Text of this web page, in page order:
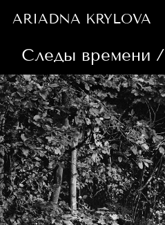
ARIADNA KRYLOVA
Следы времени